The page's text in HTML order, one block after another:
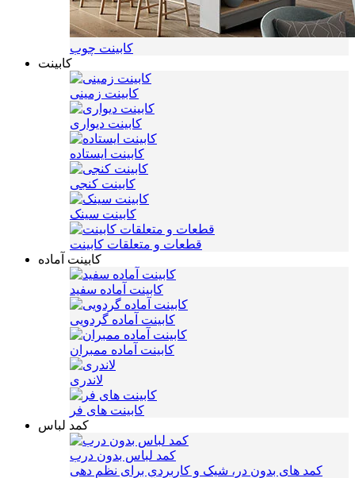
کابینت چوب
کابینت
کابینت زمینی
کابینت دیواری
کابینت ایستاده
کابینت کنجی
کابینت سینک
قطعات و متعلقات کابینت
کابینت آماده
کابینت آماده سفید
کابینت آماده گردویی
کابینت آماده ممبران
لاندری
کابینت های فر
کمد لباس
کمد لباس بدون درب
کمد های بدون در، شیک و کاربردی برای نظم‌ دهی